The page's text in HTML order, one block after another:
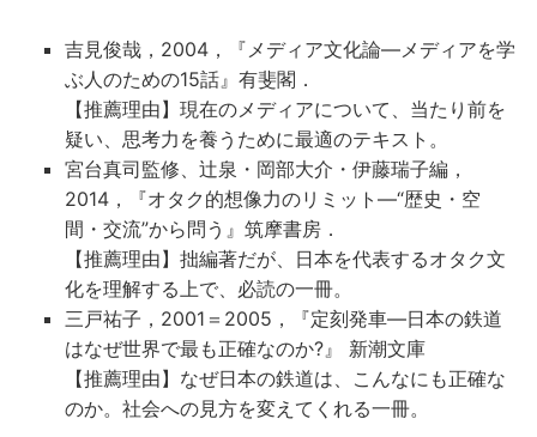
吉見俊哉，2004，『メディア文化論―メディアを学
ぶ人のための15話』有斐閣．
【推薦理由】現在のメディアについて、当たり前を
疑い、思考力を養うために最適のテキスト。
宮台真司監修、辻泉・岡部大介・伊藤瑞子編，
2014，『オタク的想像力のリミット―“歴史・空
間・交流”から問う』筑摩書房．
【推薦理由】拙編著だが、日本を代表するオタク文
化を理解する上で、必読の一冊。
三戸祐子，2001＝2005，『定刻発車―日本の鉄道
はなぜ世界で最も正確なのか?』 新潮文庫
【推薦理由】なぜ日本の鉄道は、こんなにも正確な
のか。社会への見方を変えてくれる一冊。